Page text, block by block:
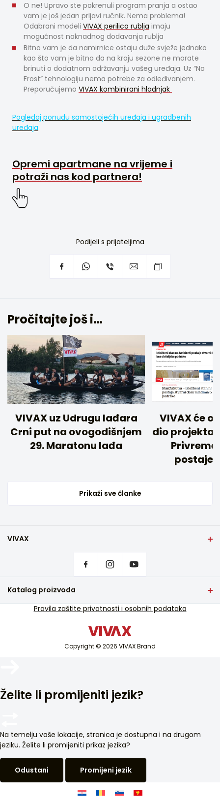
O ne! Upravo ste pokrenuli program pranja a ostao
vam je još jedan prljavi ručnik. Nema problema!
Odabrani modeli VIVAX perilica rublja imaju
mogućnost naknadnog dodavanja rublja
Bitno vam je da namirnice ostaju duže svježe jednako
kao što vam je bitno da na kraju sezone ne morate
brinuti o dodatnom održavanju vašeg uređaja. Uz “No
Frost” tehnologiju nema potrebe za odleđivanjem.
Preporučujemo VIVAX kombinirani hladnjak
Pogledaj ponudu samostojećih uređaja i ugradbenih
uređaja
Opremi apartmane na vrijeme i
potraži nas kod partnera!
Podijeli s prijateljima
Pročitajte još i…
VIVAX uz Udrugu lađara
Crni put na ovogodišnjem
29. Maratonu lađa
VIVAX će
dio projekta
postaje
Prikaži sve članke
VIVAX
Česta pitanja
Servisna podrška u jamstvu
Katalog proizvoda
TV i audio
Copyright © 2026 VIVAX Brand
Pravila zaštite privatnosti i osobnih podataka
Želite li promijeniti jezik?
Na temelju vaše lokacije, stranica je dostupna i na drugom
jeziku. Želite li promijeniti prikaz jezika?
Odustani Promijeni jezik